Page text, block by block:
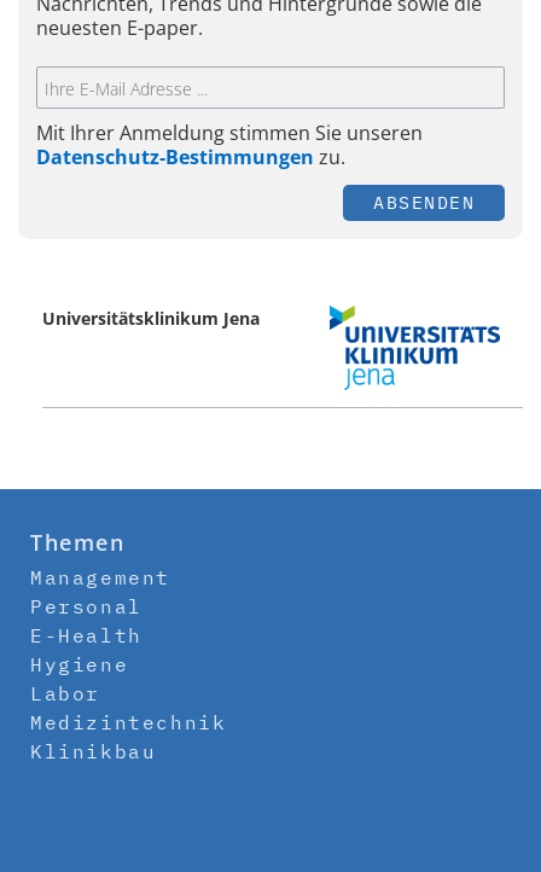
neuesten E-paper.
Mit Ihrer Anmeldung stimmen Sie unseren
Datenschutz-Bestimmungen zu.
ABSENDEN
Universitätsklinikum Jena
Themen
Management
Personal
E-Health
Hygiene
Labor
Medizintechnik
Klinikbau